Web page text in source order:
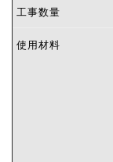
工事数量
使用材料